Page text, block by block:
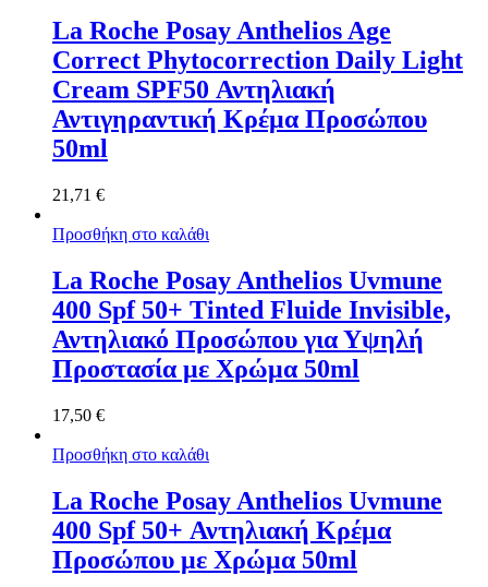
La Roche Posay Anthelios Age
Correct Phytocorrection Daily Light
Cream SPF50 Αντηλιακή
Αντιγηραντική Κρέμα Προσώπου
50ml
21,71 €
Προσθήκη στο καλάθι
La Roche Posay Anthelios Uvmune
400 Spf 50+ Tinted Fluide Invisible,
Αντηλιακό Προσώπου για Υψηλή
Προστασία με Χρώμα 50ml
17,50 €
Προσθήκη στο καλάθι
La Roche Posay Anthelios Uvmune
400 Spf 50+ Αντηλιακή Κρέμα
Προσώπου με Χρώμα 50ml